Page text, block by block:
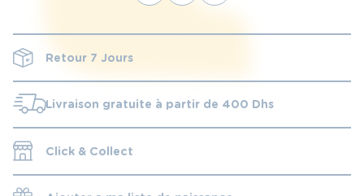
Retour 7 Jours
Livraison gratuite à partir de 400 Dhs
Click & Collect